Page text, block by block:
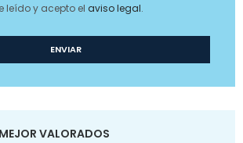
leído y acepto el aviso legal.
VALORADOS